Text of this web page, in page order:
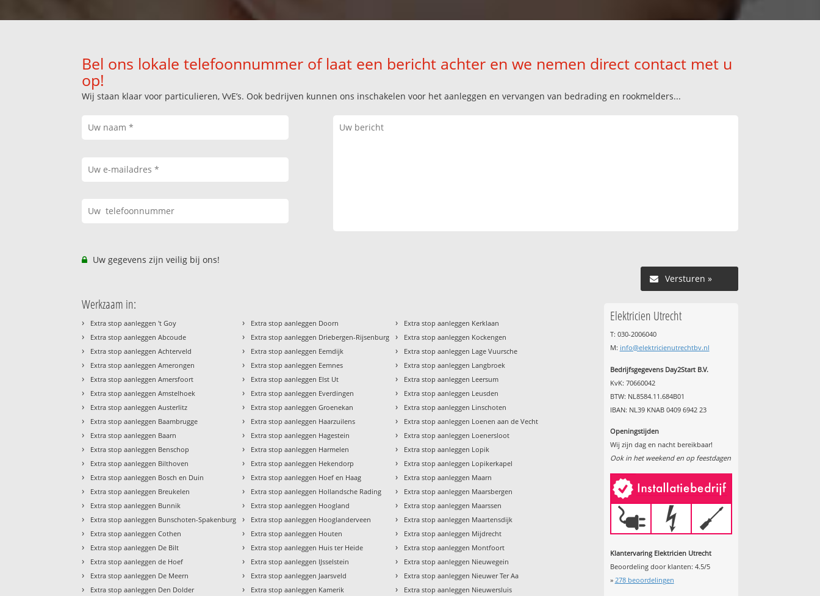
Bel ons lokale telefoonnummer of laat een bericht achter en we nemen direct contact met u
op!
Wij staan klaar voor particulieren, VvE’s. Ook bedrijven kunnen ons inschakelen voor het aanleggen en vervangen van bedrading en rookmelders...
Uw gegevens zijn veilig bij ons!
Versturen »
Werkzaam in:
› Extra stop aanleggen 't Goy
› Extra stop aanleggen Abcoude
› Extra stop aanleggen Achterveld
› Extra stop aanleggen Amerongen
› Extra stop aanleggen Amersfoort
› Extra stop aanleggen Amstelhoek
› Extra stop aanleggen Austerlitz
› Extra stop aanleggen Baambrugge
› Extra stop aanleggen Baarn
› Extra stop aanleggen Benschop
› Extra stop aanleggen Bilthoven
› Extra stop aanleggen Bosch en Duin
› Extra stop aanleggen Breukelen
› Extra stop aanleggen Bunnik
› Extra stop aanleggen Bunschoten-Spakenburg
› Extra stop aanleggen Cothen
› Extra stop aanleggen De Bilt
› Extra stop aanleggen de Hoef
› Extra stop aanleggen De Meern
› Extra stop aanleggen Den Dolder
› Extra stop aanleggen Doorn
› Extra stop aanleggen Driebergen-Rijsenburg
› Extra stop aanleggen Eemdijk
› Extra stop aanleggen Eemnes
› Extra stop aanleggen Elst Ut
› Extra stop aanleggen Everdingen
› Extra stop aanleggen Groenekan
› Extra stop aanleggen Haarzuilens
› Extra stop aanleggen Hagestein
› Extra stop aanleggen Harmelen
› Extra stop aanleggen Hekendorp
› Extra stop aanleggen Hoef en Haag
› Extra stop aanleggen Hollandsche Rading
› Extra stop aanleggen Hoogland
› Extra stop aanleggen Hooglanderveen
› Extra stop aanleggen Houten
› Extra stop aanleggen Huis ter Heide
› Extra stop aanleggen IJsselstein
› Extra stop aanleggen Jaarsveld
› Extra stop aanleggen Kamerik
› Extra stop aanleggen Kerklaan
› Extra stop aanleggen Kockengen
› Extra stop aanleggen Lage Vuursche
› Extra stop aanleggen Langbroek
› Extra stop aanleggen Leersum
› Extra stop aanleggen Leusden
› Extra stop aanleggen Linschoten
› Extra stop aanleggen Loenen aan de Vecht
› Extra stop aanleggen Loenersloot
› Extra stop aanleggen Lopik
› Extra stop aanleggen Lopikerkapel
› Extra stop aanleggen Maarn
› Extra stop aanleggen Maarsbergen
› Extra stop aanleggen Maarssen
› Extra stop aanleggen Maartensdijk
› Extra stop aanleggen Mijdrecht
› Extra stop aanleggen Montfoort
› Extra stop aanleggen Nieuwegein
› Extra stop aanleggen Nieuwer Ter Aa
› Extra stop aanleggen Nieuwersluis
Elektricien Utrecht
T: 030-2006040
M: info@elektricienutrechtbv.nl
Bedrijfsgegevens Day2Start B.V.
KvK: 70660042
BTW: NL8584.11.684B01
IBAN: NL39 KNAB 0409 6942 23
Openingstijden
Wij zijn dag en nacht bereikbaar!
Ook in het weekend en op feestdagen
Klantervaring Elektricien Utrecht
Beoordeling door klanten: 4.5/5
» 278beoordelingen